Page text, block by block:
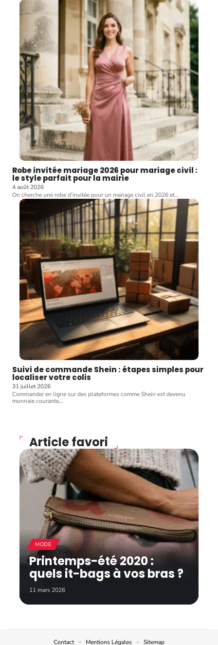
Robe invitée mariage 2026 pour mariage civil :
le style parfait pour la mairie
4 août 2026
On cherche une robe d'invitée pour un mariage civil en 2026 et…
Suivi de commande Shein : étapes simples pour
localiser votre colis
31 juillet 2026
Commander en ligne sur des plateformes comme Shein est devenu
monnaie courante…
Article favori
MODE
Printemps-été 2020 :
quels it-bags à vos bras ?
11 mars 2026
Contact Mentions Légales Sitemap